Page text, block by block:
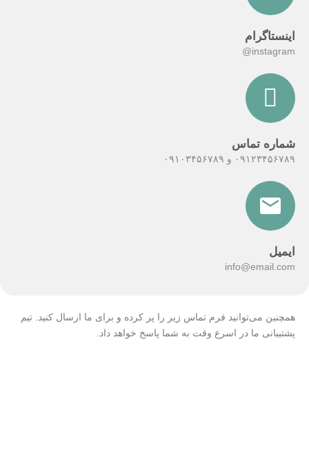
اینستاگرام
instagram@
شماره تماس
۰۹۱۲۳۴۵۶۷۸۹ و ۰۹۱۰۳۴۵۶۷۸۹
ایمیل
info@email.com
همچنین می‌توانید فرم تماس زیر را پر کرده و برای ما ارسال کنید. تیم
پشتیبانی ما در اسرع وقت به شما پاسخ خواهد داد.